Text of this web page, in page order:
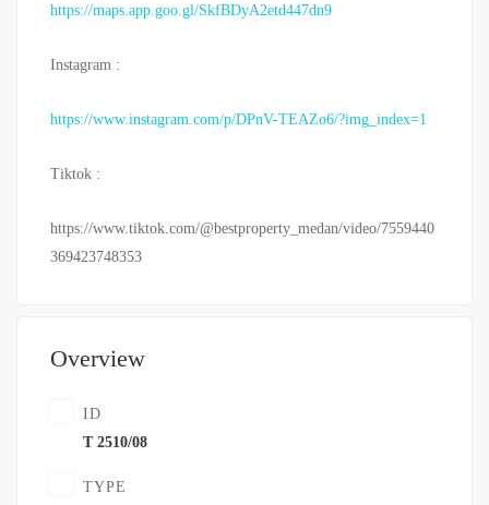
https://maps.app.goo.gl/SkfBDyA2etd447dn9
Instagram :
https://www.instagram.com/p/DPnV-TEAZo6/?img_index=1
Tiktok :
https://www.tiktok.com/@bestproperty_medan/video/7559440
369423748353
Overview
ID
T 2510/08
TYPE